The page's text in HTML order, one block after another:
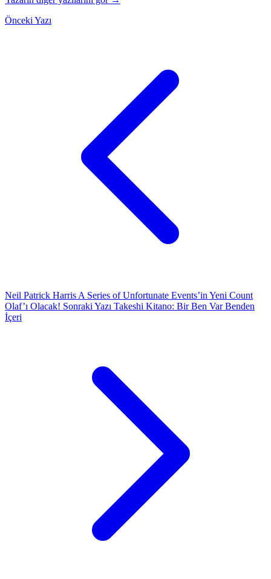
Önceki Yazı
Neil Patrick Harris A Series of Unfortunate Events’in Yeni Count
Olaf’ı Olacak! Sonraki Yazı Takeshi Kitano: Bir Ben Var Benden
İçeri